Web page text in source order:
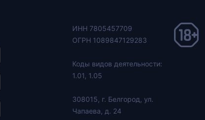
ИНН 7805457709
ОГРН 1089847129283
Коды видов деятельности:
1.01, 1.05
308015, г. Белгород, ул.
Чапаева, д. 24